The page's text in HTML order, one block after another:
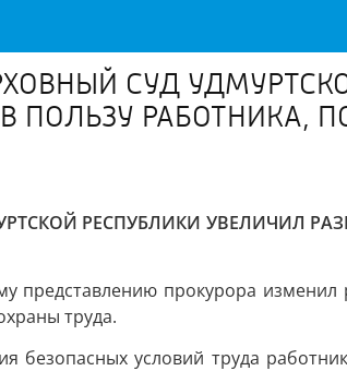
СУД
ПОЛЬЗУ РАБОТНИКА,
РЕСПУБЛИКИ УВЕЛИЧИЛ
представлению прокурора
труда.
безопасных условий труда